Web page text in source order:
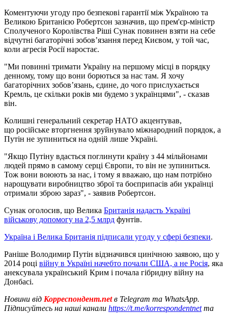
Коментуючи угоду про безпекові гарантії між Україною та
Великою Британією Робертсон зазначив, що прем'єр-міністр
Сполученого Королівства Ріші Сунак повинен взяти на себе
відчутні багаторічні зобов’язання перед Києвом, у той час,
коли агресія Росії наростає.
"Ми повинні тримати Україну на першому місці в порядку
денному, тому що вони борються за нас там. Я хочу
багаторічних зобов’язань, єдине, до чого прислухається
Кремль, це скільки років ми будемо з українцями", - сказав
він.
Колишні генеральний секретар НАТО акцентував,
що російське вторгнення зруйнувало міжнародний порядок, а
Путін не зупиниться на одній лише Україні.
"Якщо Путіну вдасться поглинути країну з 44 мільйонами
людей прямо в самому серці Європи, то він не зупиниться.
Тож вони воюють за нас, і тому я вважаю, що нам потрібно
нарощувати виробництво зброї та боєприпасів аби українці
отримали зброю зараз", - заявив Робертсон.
Сунак оголосив, що Велика Британія надасть Україні
військову допомогу на 2,5 млрд фунтів.
Україна і Велика Британія підписали угоду у сфері безпеки.
Раніше Володимир Путін відзначився цинічною заявою, що у
2014 році війну в Україні начебто почали США, а не Росія, яка
анексувала український Крим і почала гібридну війну на
Донбасі.
Новини від Корреспондент.netв Telegram та WhatsApp.
Підписуйтесь на наші канали https://t.me/korrespondentnetта